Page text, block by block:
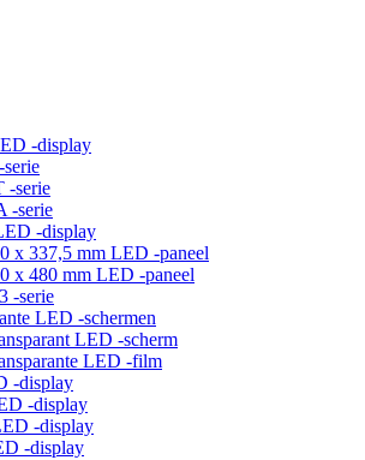
-display
-serie
-serie
-display
x 337,5 mm LED -paneel
x 480 mm LED -paneel
-serie
LED -schermen
LED -scherm
LED -film
-display
-display
-display
-display